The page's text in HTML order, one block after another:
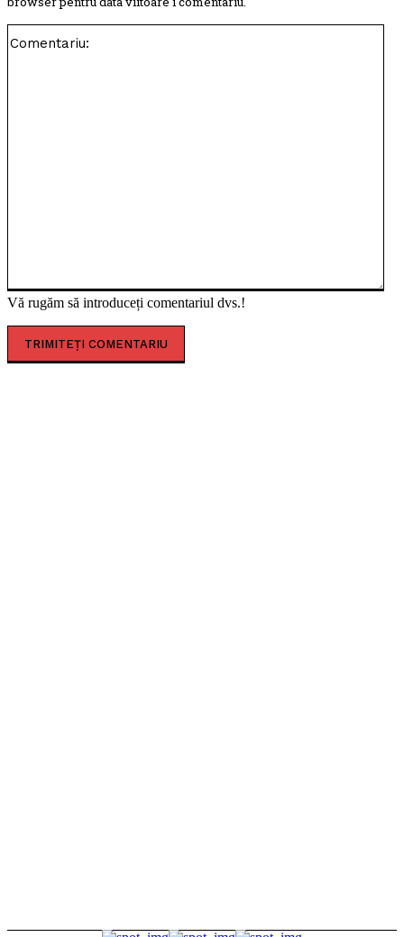
Vă rugăm să introduceți comentariul dvs.!